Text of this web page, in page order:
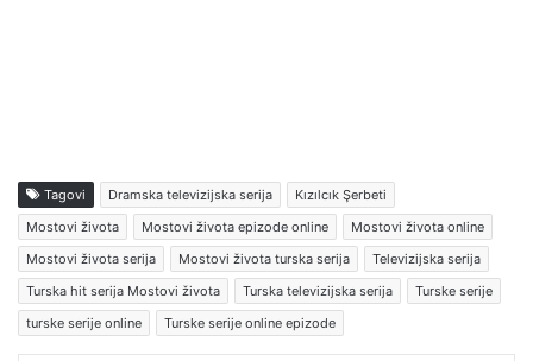
Tagovi Dramska televizijska serija
Kızılcık Şerbeti
Mostovi života
Mostovi života epizode online
Mostovi života online
Mostovi života serija
Mostovi života turska serija
Televizijska serija
Turska hit serija Mostovi života
Turska televizijska serija
Turske serije
turske serije online
Turske serije online epizode